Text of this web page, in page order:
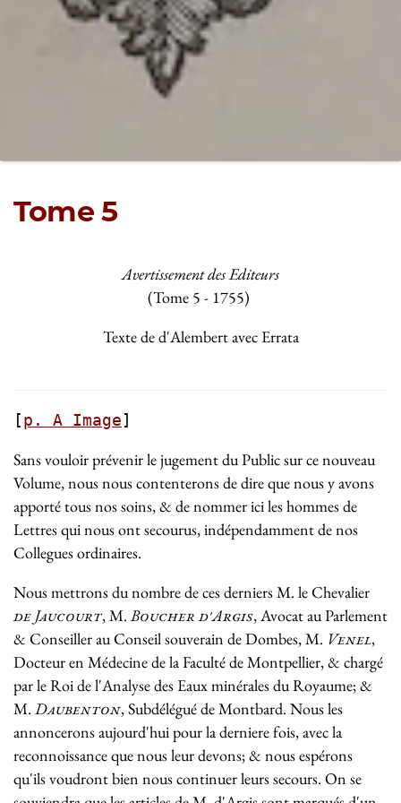
Tome 5
Avertissement des Editeurs
(Tome 5 - 1755)
Texte de d'Alembert avec Errata
[p. A Image]
Sans vouloir prévenir le jugement du Public sur ce nouveau
Volume, nous nous contenterons de dire que nous y avons
apporté tous nos soins, & de nommer ici les hommes de
Lettres qui nous ont secourus, indépendamment de nos
Collegues ordinaires.
Nous mettrons du nombre de ces derniers M. le Chevalier
de Jaucourt, M.Boucher d'Argis, Avocat au Parlement
& Conseiller au Conseil souverain de Dombes, M. Venel,
Docteur en Médecine de la Faculté de Montpellier, & chargé
par le Roi de l'Analyse des Eaux minérales du Royaume; &
M. Daubenton, Subdélégué de Montbard. Nous les
annoncerons aujourd'hui pour la derniere fois, avec la
reconnoissance que nous leur devons; & nous espérons
qu'ils voudront bien nous continuer leurs secours. On se